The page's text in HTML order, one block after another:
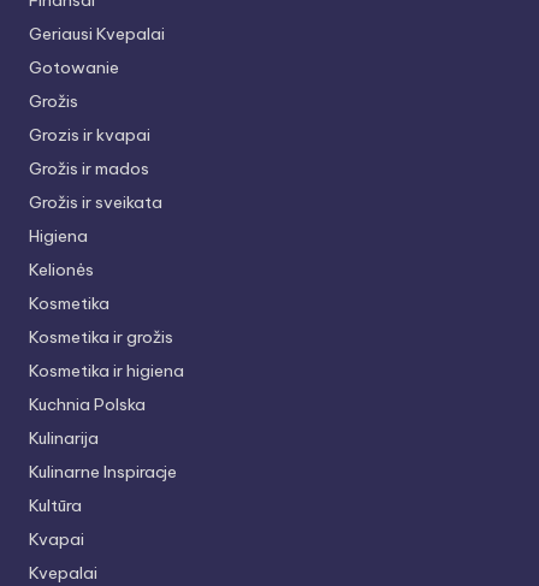
Geriausi Kvepalai
Gotowanie
Grožis
Grozis ir kvapai
Grožis ir mados
Grožis ir sveikata
Higiena
Kelionės
Kosmetika
Kosmetika ir grožis
Kosmetika ir higiena
Kuchnia Polska
Kulinarija
Kulinarne Inspiracje
Kultūra
Kvapai
Kvepalai